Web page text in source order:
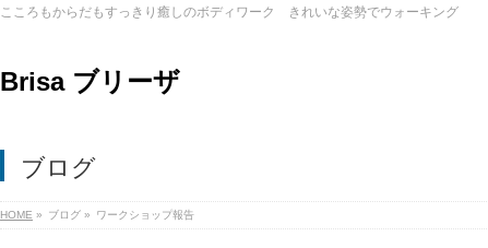
こころもからだもすっきり癒しのボディワーク きれいな姿勢でウォーキング
Brisa ブリーザ
ブログ
HOME » ブログ » ワークショップ報告